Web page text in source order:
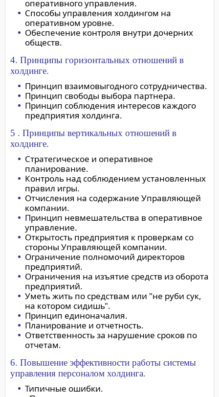
оперативного управления.
Способы управления холдингом на
оперативном уровне.
Обеспечение контроля внутри дочерних
обществ.
4. Принципы горизонтальных отношений в
холдинге.
Принцип взаимовыгодного сотрудничества.
Принцип свободы выбора партнера.
Принцип соблюдения интересов каждого
предприятия холдинга.
5 . Принципы вертикальных отношений в
холдинге.
Стратегическое и оперативное
планирование.
Контроль над соблюдением установленных
правил игры.
Отчисления на содержание Управляющей
компании.
Принцип невмешательства в оперативное
управление.
Открытость предприятия к проверкам со
стороны Управляющей компании.
Ограничение полномочий директоров
предприятий.
Ограничения на изъятие средств из оборота
предприятий.
Уметь жить по средствам или "не руби сук,
на котором сидишь".
Принцип единоначалия.
Планирование и отчетность.
Ответственность за нарушение сроков по
отчетам.
6. Повышение эффективности работы системы
управления персоналом холдинга.
Типичные ошибки.